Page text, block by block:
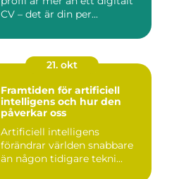
CV – det är din per...
21. okt
Framtiden för artificiell
intelligens och hur den
påverkar oss
Artificiell intelligens
förändrar världen snabbare
än någon tidigare tekni...